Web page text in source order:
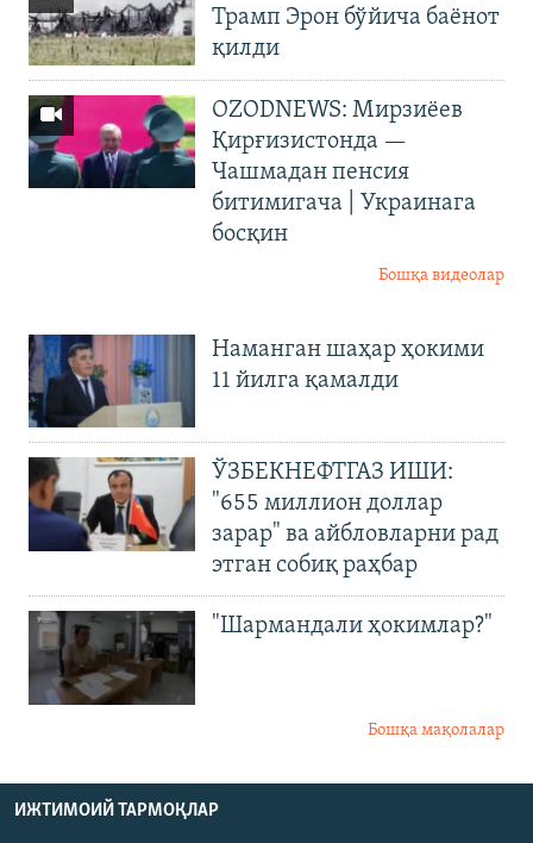
Трамп Эрон бўйича баёнот
қилди
OZODNEWS: Мирзиёев
Қирғизистонда —
Чашмадан пенсия
битимигача | Украинага
босқин
Бошқа видеолар
Наманган шаҳар ҳокими
11 йилга қамалди
ЎЗБЕКНЕФТГАЗ ИШИ:
"655 миллион доллар
зарар" ва айбловларни рад
этган собиқ раҳбар
"Шармандали ҳокимлар?"
Бошқа мақолалар
ИЖТИМОИЙ ТАРМОҚЛАР